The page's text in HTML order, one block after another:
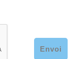
Envoi